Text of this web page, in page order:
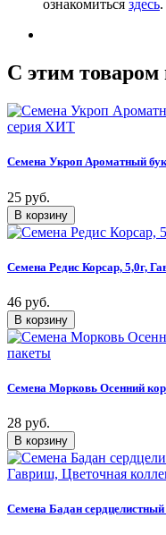
ознакомиться здесь.
C этим
Семена Укроп Ароматный
25 руб.
Семена Редис Корсар, 5,0г,
46 руб.
Семена Морковь Осенний
28 руб.
Семена Бадан